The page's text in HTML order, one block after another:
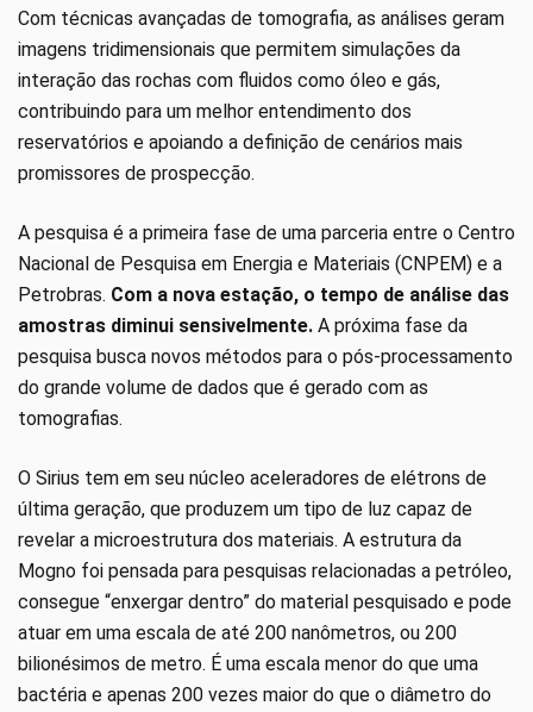
Com técnicas avançadas de tomografia, as análises geram
imagens tridimensionais que permitem simulações da
interação das rochas com fluidos como óleo e gás,
contribuindo para um melhor entendimento dos
reservatórios e apoiando a definição de cenários mais
promissores de prospecção.
A pesquisa é a primeira fase de uma parceria entre o Centro
Nacional de Pesquisa em Energia e Materiais (CNPEM) e a
Petrobras. Com a nova estação, o tempo de análise das
amostras diminui sensivelmente. A próxima fase da
pesquisa busca novos métodos para o pós-processamento
do grande volume de dados que é gerado com as
tomografias.
O Sirius tem em seu núcleo aceleradores de elétrons de
última geração, que produzem um tipo de luz capaz de
revelar a microestrutura dos materiais. A estrutura da
Mogno foi pensada para pesquisas relacionadas a petróleo,
consegue “enxergar dentro” do material pesquisado e pode
atuar em uma escala de até 200 nanômetros, ou 200
bilionésimos de metro. É uma escala menor do que uma
bactéria e apenas 200 vezes maior do que o diâmetro do